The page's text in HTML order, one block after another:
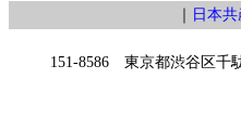
日本
151-8586 東京都渋谷区千